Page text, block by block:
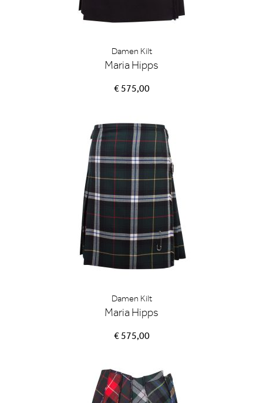
Damen Kilt
Maria Hipps
€ 575,00
Damen Kilt
Maria Hipps
€ 575,00